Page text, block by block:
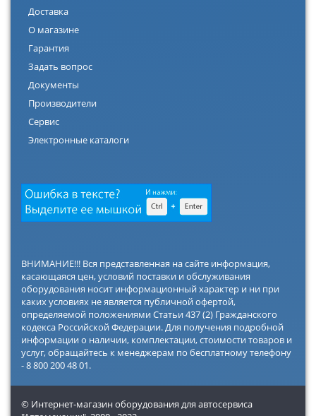
Доставка
О магазине
Гарантия
Задать вопрос
Документы
Производители
Сервис
Электронные каталоги
ВНИМАНИЕ!!! Вся представленная на сайте информация,
касающаяся цен, условий поставки и обслуживания
оборудования носит информационный характер и ни при
каких условиях не является публичной офертой,
определяемой положениями Статьи 437 (2) Гражданского
кодекса Российской Федерации. Для получения подробной
информации о наличии, комплектации, стоимости товаров и
услуг, обращайтесь к менеджерам по бесплатному телефону
- 8 800 200 48 01.
© Интернет-магазин оборудования для автосервиса